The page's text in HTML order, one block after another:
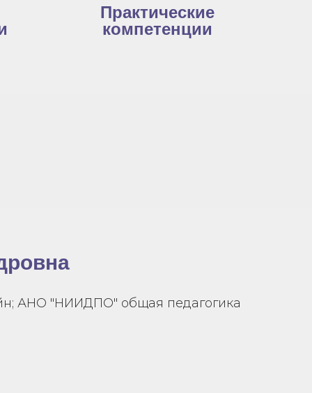
Практические
компетенции
АНО "НИИДПО" общая педагогика